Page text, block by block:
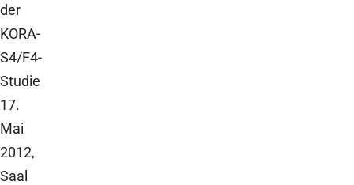
der
KORA-
S4/F4-
Studie
17.
Mai
2012,
Saal